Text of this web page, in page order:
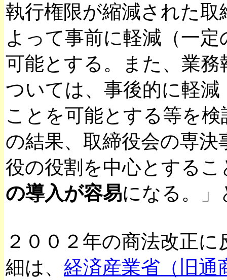
執行権限が縮減された
よって事前に軽減（一
可能とする。また、業
ついては、事後的に軽
ことを可能とする等を
の結果、取締役会の専
役の役割を中心とする
の導入が容易になる。
２００２年の商法改正
細は、 経済産業省（旧通